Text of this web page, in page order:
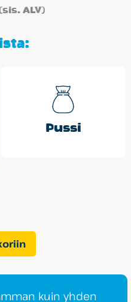
ALV)
Pussi
kuin yhden